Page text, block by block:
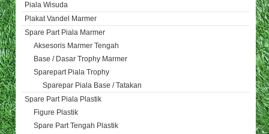
Piala Wisuda
Plakat Vandel Marmer
Spare Part Piala Marmer
Aksesoris Marmer Tengah
Base / Dasar Trophy Marmer
Sparepart Piala Trophy
Sparepar Piala Base / Tatakan
Spare Part Piala Plastik
Figure Plastik
Spare Part Tengah Plastik